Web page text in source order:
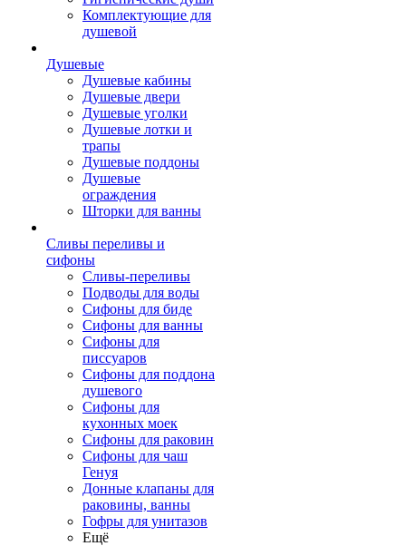
Комплектующие для
душевой
Душевые
Душевые кабины
Душевые двери
Душевые уголки
Душевые лотки и
трапы
Душевые поддоны
Душевые
ограждения
Шторки для ванны
Сливы переливы и
сифоны
Сливы-переливы
Подводы для воды
Сифоны для биде
Сифоны для ванны
Сифоны для
писсуаров
Сифоны для поддона
душевого
Сифоны для
кухонных моек
Сифоны для раковин
Сифоны для чаш
Генуя
Донные клапаны для
раковины, ванны
Гофры для унитазов
Ещё